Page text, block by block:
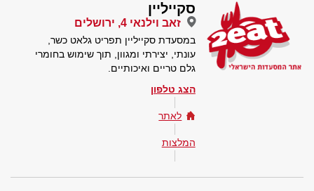
סקייליין
זאב וילנאי 4, ירושלים
במסעדת סקייליין תפריט גלאט כשר,
עונתי, יצירתי ומגוון, תוך שימוש בחומרי
גלם טריים ואיכותיים.
הצג טלפון
לאתר
המלצות